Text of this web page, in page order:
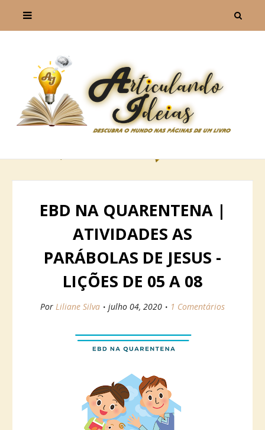
EBD NA QUARENTENA |
ATIVIDADES AS
PARÁBOLAS DE JESUS -
LIÇÕES DE 05 A 08
Por Liliane Silva julho 04, 2020 1 Comentários